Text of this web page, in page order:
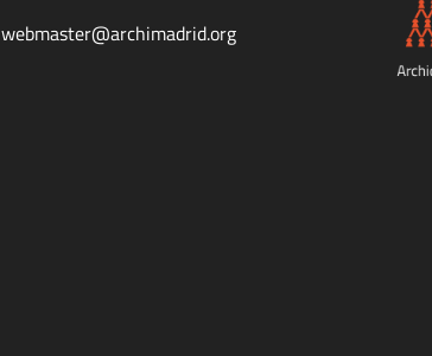
webmaster@archimadrid.org